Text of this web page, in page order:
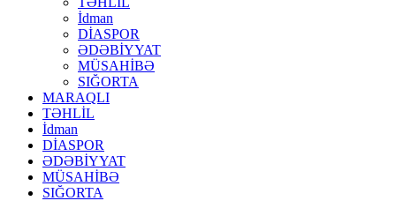
İdman
DİASPOR
ƏDƏBİYYAT
MÜSAHİBƏ
SIĞORTA
MARAQLI
TƏHLİL
İdman
DİASPOR
ƏDƏBİYYAT
MÜSAHİBƏ
SIĞORTA